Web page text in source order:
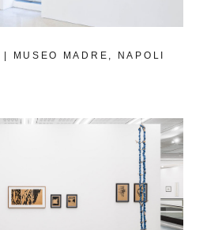
| MUSEO MADRE, NAPOLI